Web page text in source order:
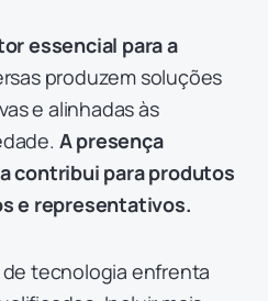
essencial para a
produzem soluções
e alinhadas às
A presença
contribui para produtos
e representativos.
tecnologia enfrenta